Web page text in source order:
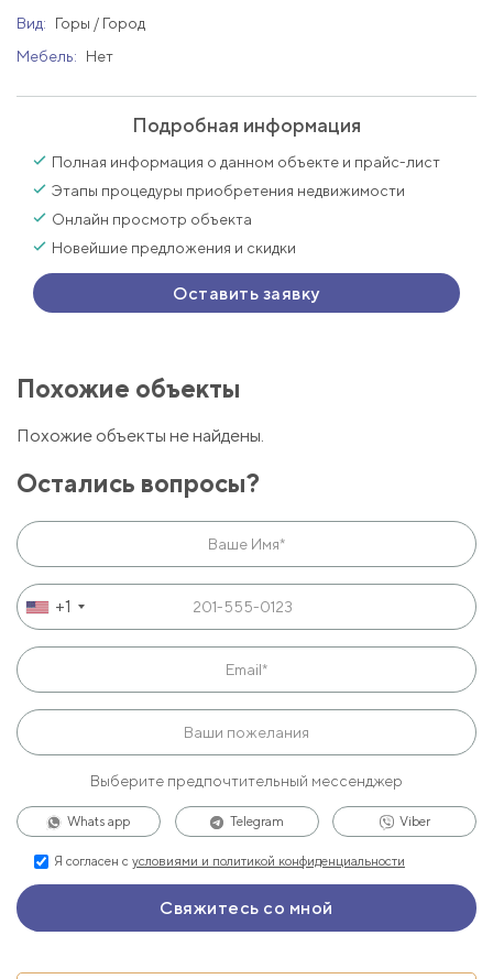
Вид:
Горы / Город
Мебель:
Нет
Подробная информация
Полная информация о данном объекте и прайс-лист
Этапы процедуры приобретения недвижимости
Онлайн просмотр объекта
Новейшие предложения и скидки
Оставить заявку
Похожие объекты
Похожие объекты не найдены.
Остались вопросы?
+1
Выберите предпочтительный мессенджер
Whats app Telegram Viber
Я согласен с условиями и политикой конфиденциальности